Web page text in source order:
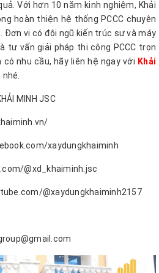
Với hơn 10 năm kinh nghiệm, Khải
hoàn thiện hệ thống PCCC chuyên
Đơn vị có đội ngũ kiến trúc sư và máy
tư vấn giải pháp thi công PCCC trọn
có nhu cầu, hãy liên hệ ngay với Khải
MINH JSC
xaydungkhaiminh
@xd_khaiminh.jsc
@xaydungkhaiminh2157